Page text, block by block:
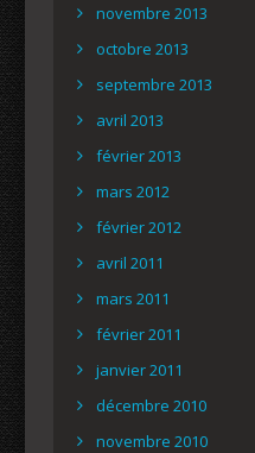
novembre 2013
octobre 2013
septembre 2013
avril 2013
février 2013
mars 2012
février 2012
avril 2011
mars 2011
février 2011
janvier 2011
décembre 2010
novembre 2010